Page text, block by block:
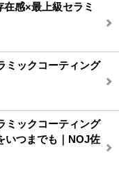
感×最上級セラミ
ミックコーティング
ミックコーティング
いつまでも｜NOJ佐